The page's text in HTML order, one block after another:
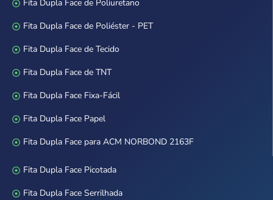
Fita Dupla Face de Poliuretano
Fita Dupla Face de Poliéster - PET
Fita Dupla Face de Tecido
Fita Dupla Face de TNT
Fita Dupla Face Fixa-Fácil
Fita Dupla Face Papel
Fita Dupla Face para ACM NORBOND 2163F
Fita Dupla Face Picotada
Fita Dupla Face Serrilhada